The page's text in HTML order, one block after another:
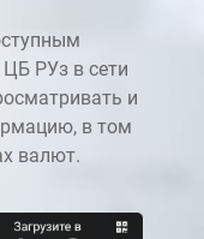
РУз в сети
и
в том
валют.